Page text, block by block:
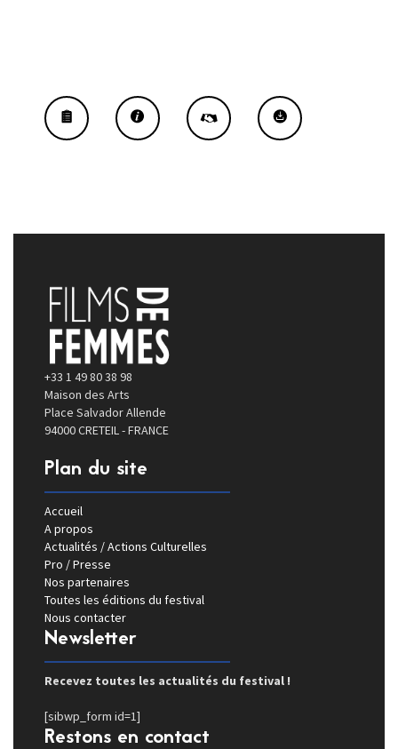
+33 1 49 80 38 98
Maison des Arts
Place Salvador Allende
94000 CRETEIL - FRANCE
Plan du site
Accueil
A propos
Actualités / Actions Culturelles
Pro / Presse
Nos partenaires
Toutes les éditions du festival
Nous contacter
Newsletter
Recevez toutes les actualités du festival !
[sibwp_form id=1]
Restons en contact